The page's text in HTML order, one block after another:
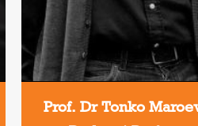
Prof. Dr Tonko